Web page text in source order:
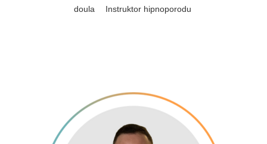
doula Instruktor hipnoporodu